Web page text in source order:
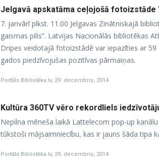
Jelgavā apskatāma ceļojošā fotoizstāde
7. janvārī plkst. 11.00 Jelgavas Zinātniskajā
gaismas pilis”. Latvijas Nacionālās bibliotēkas
Dripes veidotajā fotoizstādē var iepazīties ar
gados piedzīvojušas pozitīvas pārmaiņas.
Portāls Bibliotēka.lv, 29. decembris, 2014
Kultūra 360TV vēro rekordliels
Nepilna mēneša laikā Lattelecom pop-up
tūkstoši mājsaimniecību, kas ir jauns šāda tipa
Portāls Bibliotēka.lv, 29. decembris, 2014